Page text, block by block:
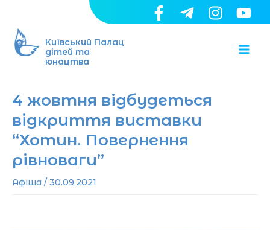
вмісту
Київський Палац
дітей та
юнацтва
4 жовтня відбудеться
відкриття виставки
“Хотин. Повернення
рівноваги”
Афіша / 30.09.2021